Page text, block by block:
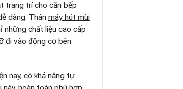
trang trí cho căn bếp
dàng. Thân máy hút mùi
những chất liệu cao cấp
đi vào động cơ bên
nay, có khả năng tự